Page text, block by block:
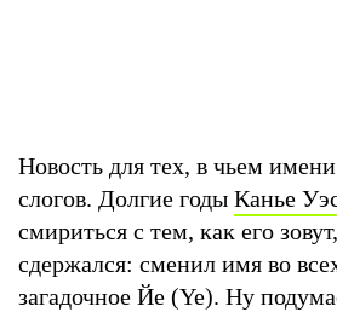
Новость для тех, в чьем
слогов. Долгие годы Канье
смириться с тем, как его
сдержался: сменил имя во
загадочное Йе (Ye). Ну